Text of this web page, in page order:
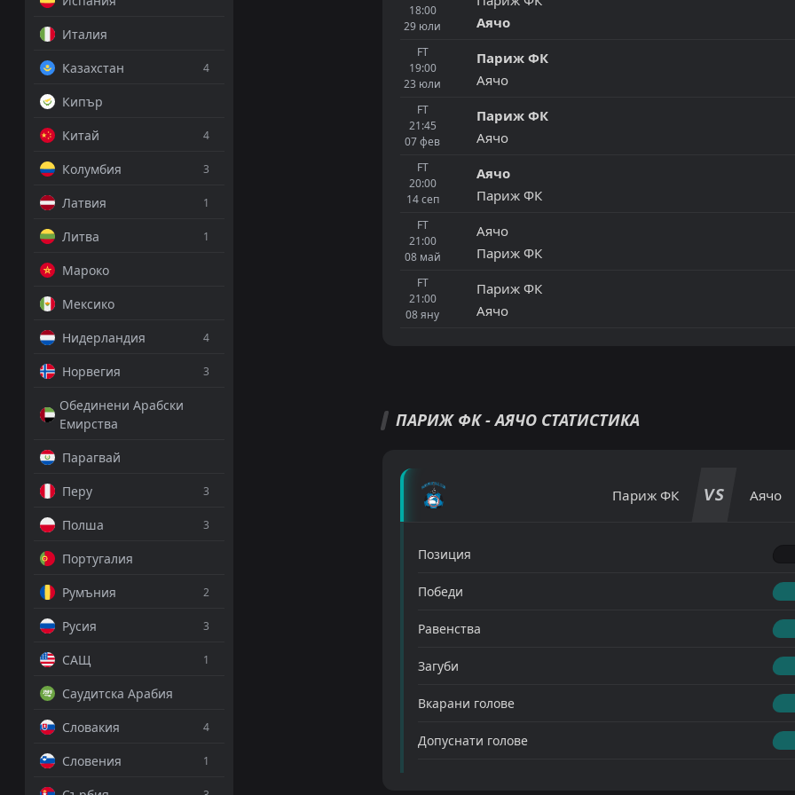
Италия
Казахстан
4
Кипър
Китай
4
Колумбия 3
Латвия 1
Литва 1
Мароко
Мексико
Нидерландия
4
Норвегия 3
Обединени Арабски
Емирства
Парагвай
Перу
3
Полша 3
Португалия
Румъния
2
Русия 3
САЩ 1
Саудитска Арабия
Словакия
4
Словения 1
18:00
29 юли
Аячо
FT
19:00
23 юли
Париж ФК
Аячо
FT
21:45
07фев
Париж ФК
Аячо
FT
20:00
14сеп
Аячо
Париж ФК
FT
21:00
08 май
Аячо
Париж ФК
FT
21:00
08яну
Париж ФК
Аячо
ПАРИЖ ФК - АЯЧО СТАТИСТИКА
Париж ФК VS Аячо
Позиция
Победи
Равенства
Загуби
Вкарани голове
Допуснати голове